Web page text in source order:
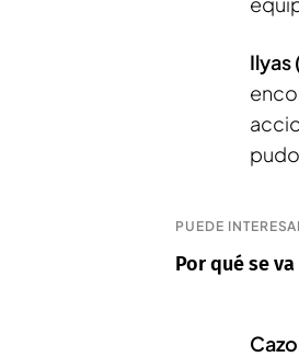
Ilyas
PUEDE
Por qué se